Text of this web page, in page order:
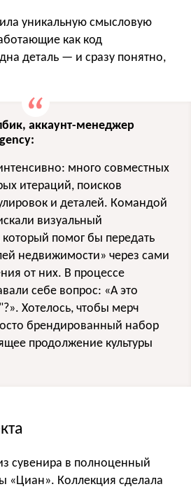
уникальную смысловую
как код
деталь — и сразу понятно,
аккаунт-менеджер
много совместных
итераций, поисков
и деталей. Командой
визуальный
помог бы передать
недвижимости» через сами
от них. В процессе
себе вопрос: «А это
Хотелось, чтобы мерч
брендированный набор
продолжение культуры
сувенира в полноценный
«Циан». Коллекция сделала